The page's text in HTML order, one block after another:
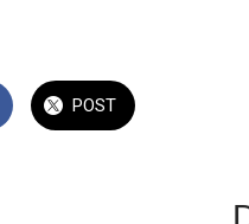
POST